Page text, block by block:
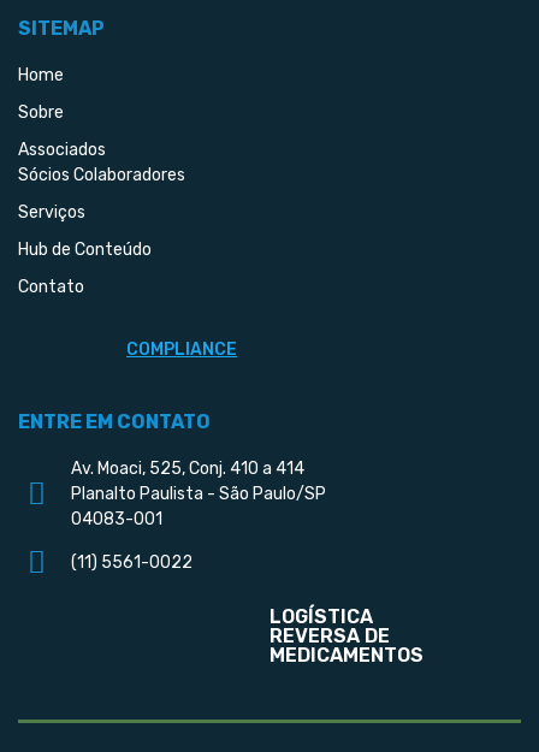
SITEMAP
Home
Sobre
Associados
Sócios Colaboradores
Serviços
Hub de Conteúdo
Contato
COMPLIANCE
ENTRE EM CONTATO
Av. Moaci, 525, Conj. 410 a 414
Planalto Paulista - São Paulo/SP
04083-001
(11) 5561-0022
LOGÍSTICA
REVERSA DE
MEDICAMENTOS